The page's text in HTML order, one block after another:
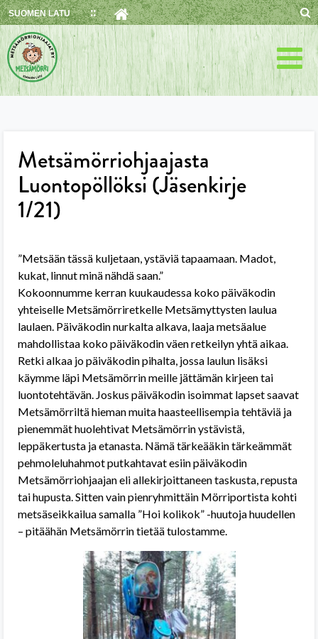
Skip
to
content
SUOMEN LATU
Metsämörriohjaajasta
Luontopöllöksi (Jäsenkirje
1/21)
”Metsään tässä kuljetaan, ystäviä tapaamaan. Madot,
kukat, linnut minä nähdä saan.”
Kokoonnumme kerran kuukaudessa koko päiväkodin
yhteiselle Metsämörriretkelle Metsämyttysten laulua
laulaen. Päiväkodin nurkalta alkava, laaja metsäalue
mahdollistaa koko päiväkodin väen retkeilyn yhtä aikaa.
Retki alkaa jo päiväkodin pihalta, jossa laulun lisäksi
käymme läpi Metsämörrin meille jättämän kirjeen tai
luontotehtävän. Joskus päiväkodin isoimmat lapset saavat
Metsämörriltä hieman muita haasteellisempia tehtäviä ja
pienemmät huolehtivat Metsämörrin ystävistä,
leppäkertusta ja etanasta. Nämä tärkeääkin tärkeämmät
pehmoleluhahmot putkahtavat esiin päiväkodin
Metsämörriohjaajan eli allekirjoittaneen taskusta, repusta
tai hupusta. Sitten vain pienryhmittäin Mörriportista kohti
metsäseikkailua samalla ”Hoi kolikok” -huutoja huudellen
– pitäähän Metsämörrin tietää tulostamme.